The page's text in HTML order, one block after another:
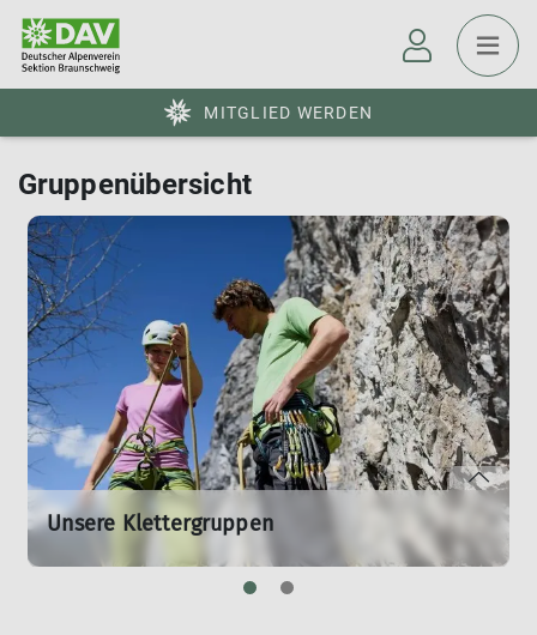
MITGLIED WERDEN
Gruppenübersicht
Unsere Klettergruppen
Neben unseren kletterndenJugendgruppenhaben
wir auch drei Klettergruppen für Junggebliebene.